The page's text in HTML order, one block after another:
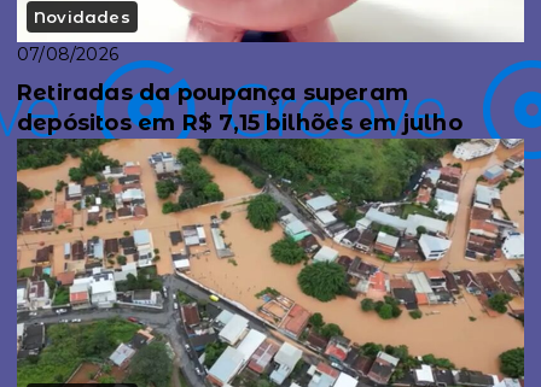
Novidades
07/08/2026
Retiradas da poupança superam
depósitos em R$ 7,15 bilhões em julho